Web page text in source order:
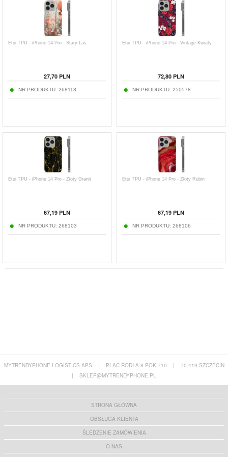
Etui TPU - iPhone 14 Pro - Stary Las
27,70 PLN
NR PRODUKTU: 268113
Etui TPU - iPhone 14 Pro - Vintage Kwiaty
72,80 PLN
NR PRODUKTU: 250578
Etui TPU - iPhone 14 Pro - Złoty Granit
67,19 PLN
NR PRODUKTU: 268103
Etui TPU - iPhone 14 Pro - Złoty Rubin
67,19 PLN
NR PRODUKTU: 268106
MYTRENDYPHONE LOGISTICS APS | PLAC RODŁA 8 POK 710 |
70-419 SZCZECIN
|
SKLEP@MYTRENDYPHONE.PL
STRONA GŁÓWNA
OBSŁUGA KLIENTA
ŚLEDZENIE ZAMÓWIENIA
O NAS